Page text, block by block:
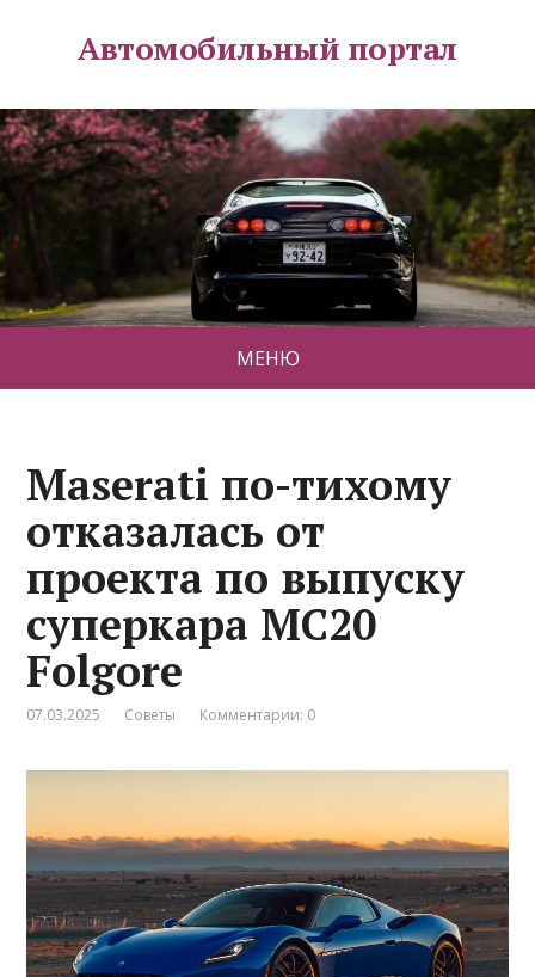
Автомобильный портал
МЕНЮ
Maserati по-тихому
отказалась от
проекта по выпуску
суперкара MC20
Folgore
07.03.2025 Советы Комментарии: 0